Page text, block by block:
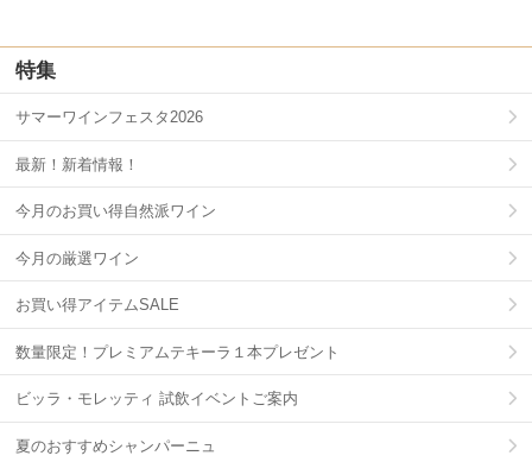
特集
サマーワインフェスタ2026
最新！新着情報！
今月のお買い得自然派ワイン
今月の厳選ワイン
お買い得アイテムSALE
数量限定！プレミアムテキーラ１本プレゼント
ビッラ・モレッティ 試飲イベントご案内
夏のおすすめシャンパーニュ